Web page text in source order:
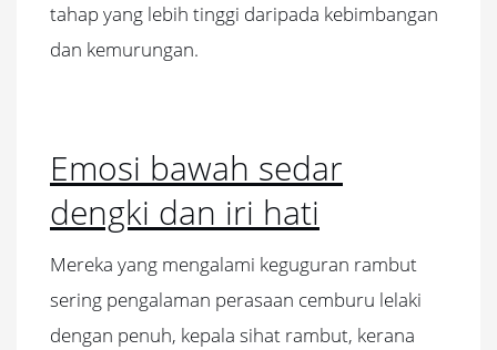
tahap yang lebih tinggi daripada kebimbangan
dan kemurungan.
Emosi bawah sedar
dengki dan iri hati
Mereka yang mengalami keguguran rambut
sering pengalaman perasaan cemburu lelaki
dengan penuh, kepala sihat rambut, kerana